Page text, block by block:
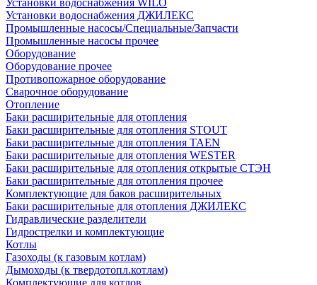
Установки водоснабжения WILO
Установки водоснабжения ДЖИЛЕКС
Промышленные насосы/Специальные/Запчасти
Промышленные насосы прочее
Оборудование
Оборудование прочее
Противопожарное оборудование
Сварочное оборудование
Отопление
Баки расширительные для отопления
Баки расширительные для отопления STOUT
Баки расширительные для отопления TAEN
Баки расширительные для отопления WESTER
Баки расширительные для отопления открытые СТЭН
Баки расширительные для отопления прочее
Комплектующие для баков расширительных
Баки расширительные для отопления ДЖИЛЕКС
Гидравлические разделители
Гидрострелки и комплектующие
Котлы
Газоходы (к газовым котлам)
Дымоходы (к твердотопл.котлам)
Комплектующие для котлов